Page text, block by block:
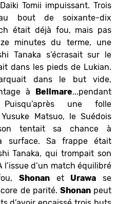
Tomii impuissant. Trois
bout de soixante-dix
était déjà fou, mais pas
minutes du terme, une
Tanaka s’écrasait sur le
dans les pieds de Lukian.
dans le but vide,
à Bellmare...pendant
une folle
Matsuo, le Suédois
tentait sa chance à
surface. Sa frappe était
Tanaka, qui trompait son
l’issue d’un match équilibré
Shonan et Urawa se
de parité. Shonanpeut